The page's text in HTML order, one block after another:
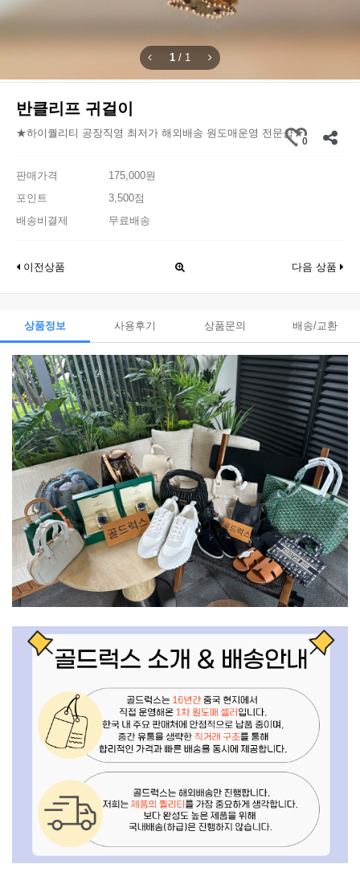
1 / 1
반클리프 귀걸이
★하이퀄리티 공장직영 최저가 해외배송 원도매운영 전문샵★
0
판매가격
175,000원
포인트
3,500점
배송비결제
무료배송
이전상품 다음 상품
상품정보 사용후기 상품문의 배송/교환